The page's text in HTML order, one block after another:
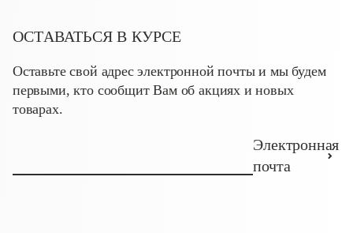
ОСТАВАТЬСЯ В КУРСЕ
Оставьте свой адрес электронной почты и мы будем
первыми, кто сообщит Вам об акциях и новых
товарах.
Электронная
почта